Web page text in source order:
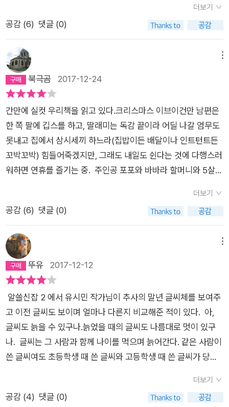
대필업을 겸하고 있기 때문에 찾아오는 손님은 편지 의뢰와 함께
사연도 하나씩 들고 오는 셈이다. 그런 사연들과, 그 사연에 대처
루었다. 편지를 의뢰하러 오는 사람들은 물론 글자를 몰라서 편지
를 써달라고 부탁하지 않는다. 뭐라고 써야 할지, 하고 싶은 말을
오해없이 가장 잘 전달할 수 있는 문장을 쓰는데 자신이 없는 사
람들이다.놀라운 것은 이들 편지를 대신 써주는 일을 대하는 주인
공과 그일에 대해 훈련시킨 그녀의 할머니이다. 편지 내용에 따라
사용하는 펜의 종류가 달라지고 종이의 종류가 달라진다. 글자체
는 물론이고 가로쓰기를 하느냐 세로쓰기를 하느냐를 결정하여
야 하고, 편지 봉투에 붙이는 우표까지 아무것이나 붙이지 않는
다. 이렇게 소설 속에 작성된 편지는 실제로 책 뒤에 글씨체 그대
책의 옮긴이는 번역하다 말고 궁금함을 참지 못하여 결국 일본으
로 비행기를 타고 가서 소설 속의 지역을 다 둘러보고 왔다고 한
다. 가마쿠라 지역엔 츠바키 문구점을 제외한 모든 장소와 상점과
거리가 그대로 있더란다.아주 작고 평범해보이는 일상을 함부로
대하지 않고 잘 다듬어 곱게 포장까지 하여 내놓을 수 있는 것은
일본 사람들의 습성을 반영하기도 하고, 이 작가의 스타일인 것
거운 책들 읽는 중간 중간, 이런 책을 읽는 것도 좋을 것 같다. 모
든 삶이 다 이렇게 고즈넉하고 해피엔딩이라면 얼마나 좋으랴마
는.
가운데서도 조금씩 변주가 있어, 마치 일일연속극을 보는 듯한 느
낌이다.​ 소설의 또 다른 축은 포포와 한 마을에 사는 주변 인물
라 부인’과, 학교 선생님인 ‘빵티’(빵을 잘 굽는 티쳐), 조금은 거
들먹거리지만 진중한 맛이 있는 ‘남작’ 등이 자주 등장한다. 대개
이들은 주인공과 우호적인 관계를 가지고 있어서, 20대 후반으
마쿠라라는 유서 깊은 도시의 여름에서부터 이듬해 봄까지 한 해
동안 포포의 뒤를 따라다니며, 인근에 실제로 존재하는 여러 유적
지들과 상점들을 소개하고 있기에, 일종의 지역 안내서를 보는 것
같기도 하다.(역자 후기에 따르면, 실제로 이 책을 보고 가마쿠라
명소 순례에 나서는 사람도 제법 있다고 한다.) 2. 감상평
。。。。。。。​ 무슨 엄청나게 시끄럽거나 대단한 사건이 일
어나지는 않는다. 오랜 역사를 가지고 있긴 하지만, 지금은 관광
를 의뢰하는 사람들의 성격은 다양하지만, 굳이 ‘편지’라는 ‘격
식’을 차려야 한다고 생각하는 이들답게 어느 정도 ‘기본’은 지킬
줄 아는 인물들이다. (실제 한적한 문방구에서 일을 한다는 게 어
디 그렇게 날마다 새롭고 즐거운 일이기만 할까 싶지만) 덕분에
이야기는 아주 점잖게, 그리고 평온하게 이어진다. ​ 하지만 그
렇게 평범한 에피소드들의 연속만 있는 건 아니다. 다양한 사연을
지닌 의뢰인들과의 만남을 통해 조금씩 변해가는 주인공 포포의
모습은 성장소설을 보는 것 같다. 특히 주인공 포포가 할머니를
부르는 호칭인 ‘선대’에서 느껴지는 거리감이 시간이 지나면서 점
것들을 명인 수준으로 세세하게 묘사하는 기법이 이 작품에서도
잘 드러난다. 특히 주인공의 직업인 글씨(편지) 쓰기에 관한 온갖
더보기
공감 (6) 댓글 (0)
북극곰 2017-12-24
간만에 실컷 우리책을 읽고 있다.크리스마스 이브이건만 남편은
한 쪽 팔에 깁스를 하고, 딸래미는 독감 끝이라 어딜 나갈 엄무도
못내고 집에서 삼시세끼 하느라(집밥이든 배달이나 인트턴트든
꼬박꼬박) 힘들어죽겠지만, 그래도 내일도 쉰다는 것에 다행스러
워하면 연휴를 즐기는 중. 주인공 포포와 바바라 할머니와 5살
리는 관계가 가장 자연스럽고 안정적인 관계인 것 같다는 생각이
드는 요즘이다. 일본 전통 풍습에 관한 내용이나 지명이나 식당
그게 그렇게 눈에 탁 익숙해지지가 않아서) 성가셨는데, 나중에
는 그 정취를 느껴보고 싶어서 책을 읽다가 지명을 찾아서 이미지
를 검색해보기까지 했다. 세밀한 음식에 대한 묘사를 읽으면서 참
포포를 보면서 엄마에게 못되게 굴지 말고(난 아직까지도 가끔은
불량소녀 주인공같은 말을 내뱉을 때가 있다) 나도 생전에 잘하
자는 반성을 하면서는 울컥 콧날이 시큰해지기도 했고, 다양한 사
연을 갖고 대필을 의뢰하는 사람들을 읽으면서는 세상사는 거 다
똑같구나 싶기도 했다. 여러모로 연말에 읽기에 적합한 책이라는
생각이 들었다. 바바라 할머니처럼 그냥 오늘을 이렇게 살아 있다
는 게 너무 행복하다는 거 잊지 않고 살았음 싶다. 종이를 고르
더보기
공감 (6) 댓글 (0)
뚜유 2017-12-12
알쓸신잡 2 에서 유시민 작가님이 추사의 말년 글씨체를 보여주
고 이전 글씨도 보이며 얼마나 다른지 비교해준 적이 있다. 아,
글씨도 늙을 수 있구나.늙었을 때의 글씨도 나름대로 멋이 있구
나. 글씨는 그 사람과 함께 나이를 먹으며 늙어간다. 같은 사람이
쓴 글씨여도 초등학생 때 쓴 글씨와 고등학생 때 쓴 글씨가 당연
십 대, 팔십 대가 되면 더욱 그렇다. 십 대 때는 동그란 글씨만 썼
던 소녀도 할머니가 되면 자연히 그런 글씨를 쓰지 않게 된다. 글
더보기
공감 (4) 댓글 (0)